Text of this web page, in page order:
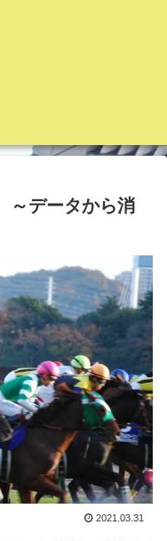
データから消
2021.03.31